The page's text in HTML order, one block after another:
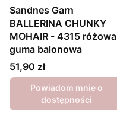
Sandnes Garn
BALLERINA CHUNKY
MOHAIR - 4315 różowa
guma balonowa
Cena
51,90 zł
Powiadom mnie o
dostępności